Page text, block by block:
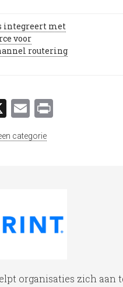
integreert met
voor
routering
X Email
categorie
organisaties zich aan